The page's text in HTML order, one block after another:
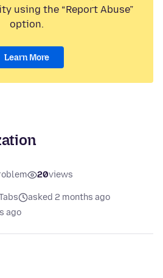
using the “Report Abuse”
option.
Learn More
20views
asked 2 months ago
ago